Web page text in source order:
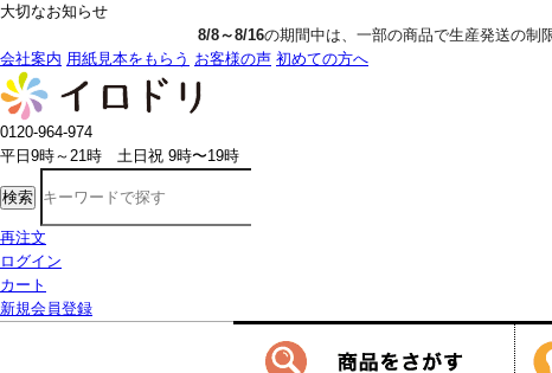
大切なお知らせ
の期間中は、一部の商品で生産発送の制限をいただきます。詳しく
会社案内 用紙見本をもらう お客様の声 初めての方へ
0120-964-974
平日9時～21時 土日祝 9時〜19時
検索
再注文
ログイン
カート
新規会員登録